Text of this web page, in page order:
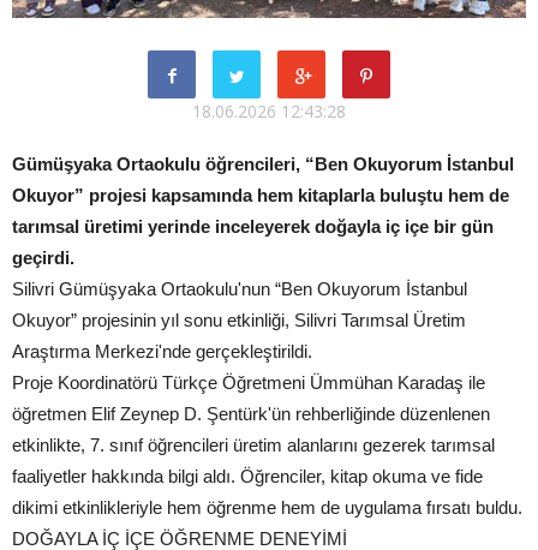
18.06.2026 12:43:28
Gümüşyaka Ortaokulu öğrencileri, “Ben Okuyorum İstanbul
Okuyor” projesi kapsamında hem kitaplarla buluştu hem de
tarımsal üretimi yerinde inceleyerek doğayla iç içe bir gün
geçirdi.
Silivri Gümüşyaka Ortaokulu'nun “Ben Okuyorum İstanbul
Okuyor” projesinin yıl sonu etkinliği, Silivri Tarımsal Üretim
Araştırma Merkezi'nde gerçekleştirildi.
Proje Koordinatörü Türkçe Öğretmeni Ümmühan Karadaş ile
öğretmen Elif Zeynep D. Şentürk'ün rehberliğinde düzenlenen
etkinlikte, 7. sınıf öğrencileri üretim alanlarını gezerek tarımsal
faaliyetler hakkında bilgi aldı. Öğrenciler, kitap okuma ve fide
dikimi etkinlikleriyle hem öğrenme hem de uygulama fırsatı buldu.
DOĞAYLA İÇ İÇE ÖĞRENME DENEYİMİ